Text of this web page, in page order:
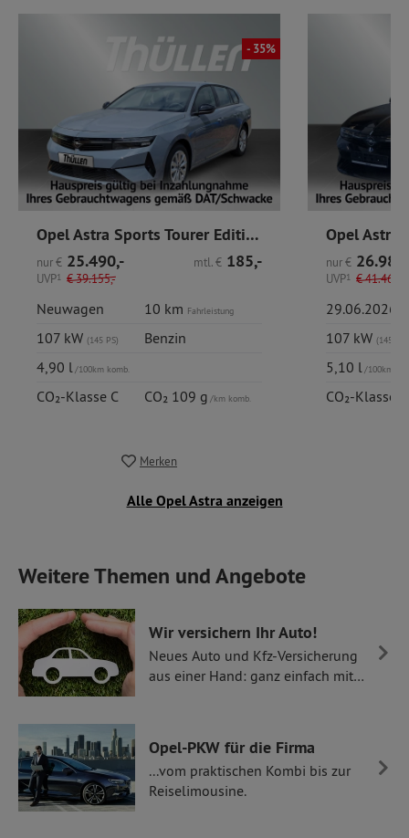
- 35%
Opel Astra Sports Tourer Edition Hybrid 145 / AHK / SHZ
nur€ 25.490,-
UVP1 €39.155,-
mtl.€ 185,-
Neuwagen 10 km Fahrleistung
107 kW (145 PS)
Benzin
4,90 l/100km komb.
CO₂-Klasse C CO₂ 109 g/km komb.
Merken
nur€
UVP1 €41.460,-
29.06.2026
107 kW (145 PS)
5,10 l/100km
CO₂-Klasse C
Alle Opel Astra anzeigen
Weitere Themen und Angebote
Wir versichern Ihr Auto!
Neues Auto und Kfz-Versicherung
aus einer Hand: ganz einfach mit
Opel-PKW für die Firma
...vom praktischen Kombi bis zur
Reiselimousine.